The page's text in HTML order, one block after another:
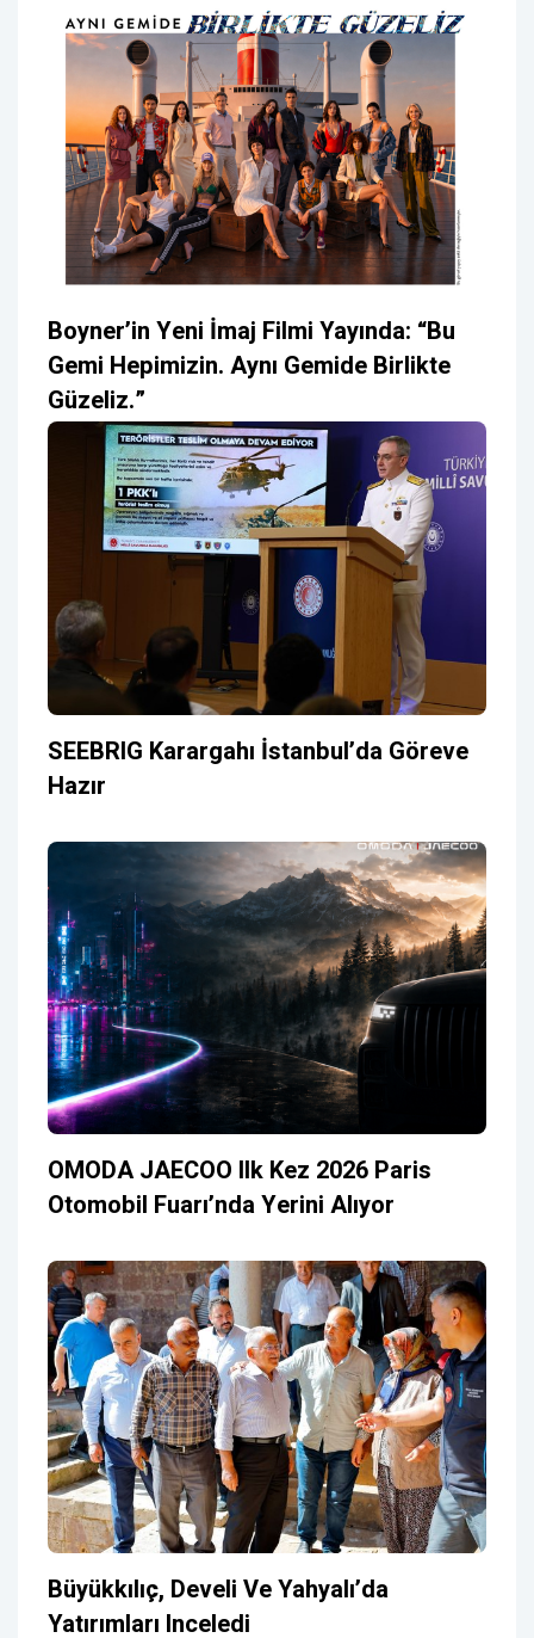
Boyner’in Yeni İmaj Filmi Yayında: “Bu
Gemi Hepimizin. Aynı Gemide Birlikte
Güzeliz.”
SEEBRIG Karargahı İstanbul’da Göreve
Hazır
OMODA JAECOO Ilk Kez 2026 Paris
Otomobil Fuarı’nda Yerini Alıyor
Büyükkılıç, Develi Ve Yahyalı’da
Yatırımları Inceledi